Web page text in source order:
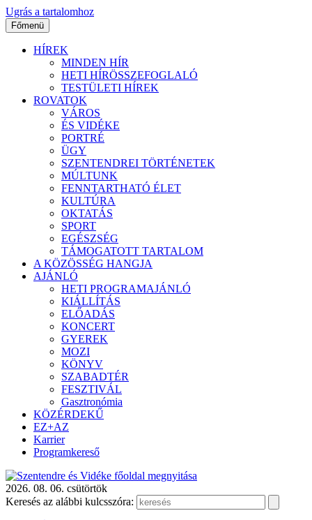
Ugrás a tartalomhoz
Főmenü
HÍREK
MINDEN HÍR
HETI HÍRÖSSZEFOGLALÓ
TESTÜLETI HÍREK
ROVATOK
VÁROS
ÉS VIDÉKE
PORTRÉ
ÜGY
SZENTENDREI TÖRTÉNETEK
MÚLTUNK
FENNTARTHATÓ ÉLET
KULTÚRA
OKTATÁS
SPORT
EGÉSZSÉG
TÁMOGATOTT TARTALOM
A KÖZÖSSÉG HANGJA
AJÁNLÓ
HETI PROGRAMAJÁNLÓ
KIÁLLÍTÁS
ELŐADÁS
KONCERT
GYEREK
MOZI
KÖNYV
SZABADTÉR
FESZTIVÁL
Gasztronómia
KÖZÉRDEKŰ
EZ+AZ
Karrier
Programkereső
2026. 08. 06. csütörtök
Keresés az alábbi kulcsszóra: